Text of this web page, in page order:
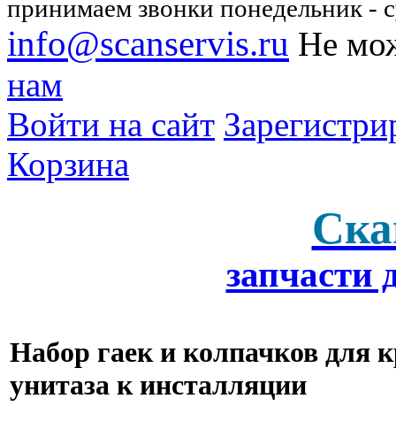
принимаем звонки понедельник -
info@scanservis.ru Не
нам
Войти на сайт
Корзина
запчасти
Набор гаек и колпачков для
унитаза к инсталляции